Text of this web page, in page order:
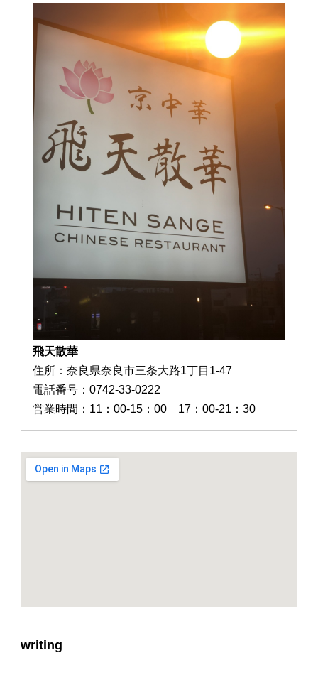
飛天散華
住所：奈良県奈良市三条大路1丁目1-47
電話番号：0742-33-0222
営業時間：11：00-15：00 17：00-21：30
writing